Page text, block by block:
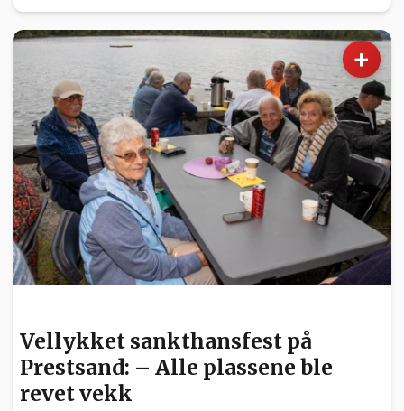
+
Vellykket sankthansfest på
Prestsand: – Alle plassene ble
revet vekk